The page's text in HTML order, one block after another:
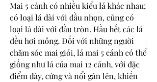
Mai 5 cánh có nhiều kiểu lá khác nhau;
có loại lá dài với đầu nhọn, cũng có
loại lá dài với đầu tròn. Hầu hết các lá
đều hơi mỏng. Đối với những người
chăm sóc mai giỏi, lá mai 5 cánh có thể
giống như lá của mai 12 cánh, với đặc
điểm dày, cứng và nổi gân lên, khiến